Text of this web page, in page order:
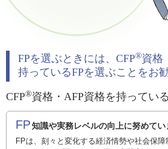
FPを選ぶときには、CFP®資格
持っているFPを選ぶことをお
CFP®資格・AFP資格を持ってい
FP知識や実務レベルの向上に努めてい
FPは、刻々と変化する経済情勢や社会保